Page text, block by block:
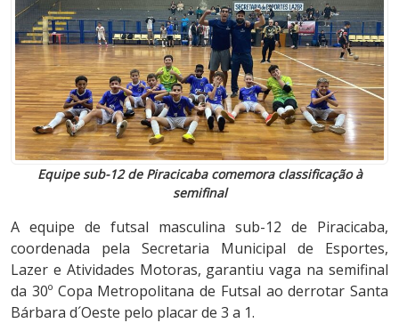
Equipe sub-12 de Piracicaba comemora classificação à
semifinal
A equipe de futsal masculina sub-12 de Piracicaba,
coordenada pela Secretaria Municipal de Esportes,
Lazer e Atividades Motoras, garantiu vaga na semifinal
da 30º Copa Metropolitana de Futsal ao derrotar Santa
Bárbara d´Oeste pelo placar de 3 a 1.